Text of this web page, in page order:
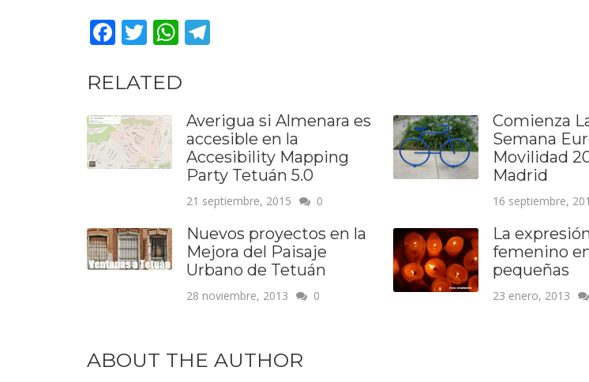
Facebook
TwitterWhatsApp
RELATED
Averigua si Almenara es
accesible en la
Accesibility Mapping
Party Tetuán 5.0
21 septiembre, 2015 0
Comienza
Semana
Movilidad
Madrid
16 septiembre,
Nuevos proyectos en la
Mejora del Paisaje
Urbano de Tetuán
28 noviembre, 2013 0
La
femenino
pequeñas
23 enero, 2013
ABOUT THE AUTHOR